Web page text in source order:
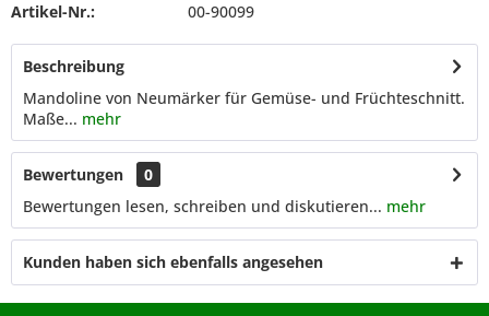
Artikel-Nr.: 00-90099
Beschreibung
Mandoline von Neumärker für Gemüse- und Früchteschnitt.
Maße... mehr
Bewertungen
0
Bewertungen lesen, schreiben und diskutieren... mehr
Kunden haben sich ebenfalls angesehen